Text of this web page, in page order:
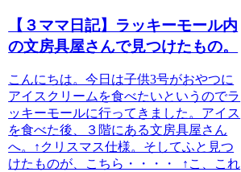
【３ママ日記】ラッキーモール内
の文房具屋さんで見つけたもの。
こんにちは。今日は子供3号がおやつに
アイスクリームを食べたいというのでラ
ッキーモールに行ってきました。アイス
を食べた後、３階にある文房具屋さん
へ。↑クリスマス仕様。そしてふと見つ
けたものが、こちら・・・・ ↑こ、これ